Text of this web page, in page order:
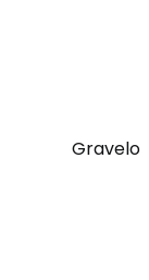
Gravelo